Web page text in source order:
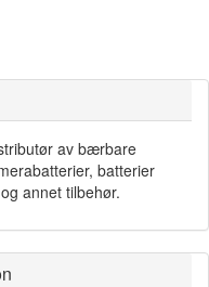
av bærbare
batterier
annet tilbehør.